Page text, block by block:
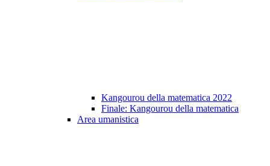
Kangourou della matematica 2022
Finale: Kangourou della matematica
Area umanistica